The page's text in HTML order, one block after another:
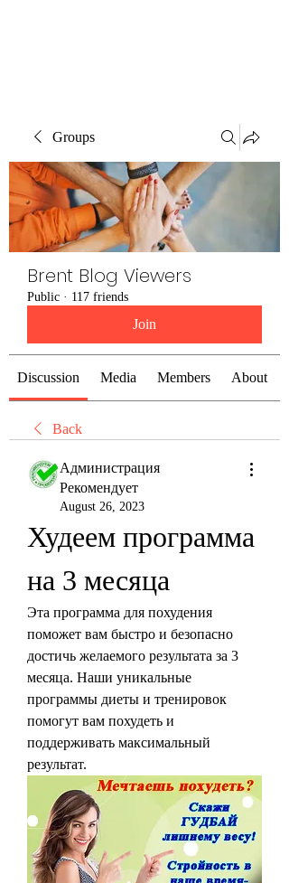
Groups
Brent Blog Viewers
Public · 117 friends
Join
Discussion Media Members About
Back
Администрация
Рекомендует
August 26, 2023
Худеем программа
на 3 месяца
Эта программа для похудения
поможет вам быстро и безопасно
достичь желаемого результата за 3
месяца. Наши уникальные
программы диеты и тренировок
помогут вам похудеть и
поддерживать максимальный
результат.